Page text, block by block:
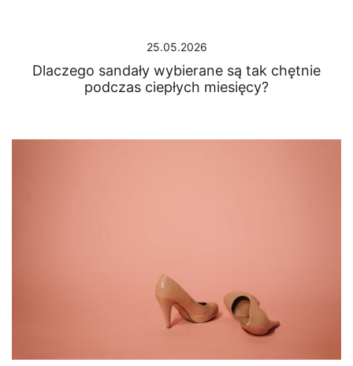
25.05.2026
Dlaczego sandały wybierane są tak chętnie
podczas ciepłych miesięcy?